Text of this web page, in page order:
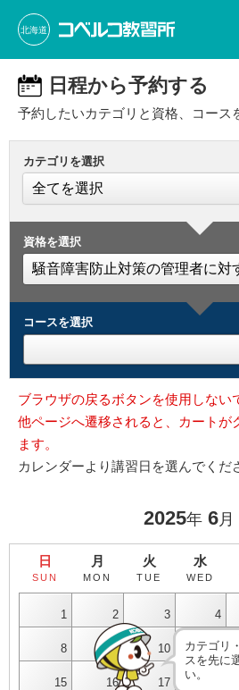
北海道
日程から予約する
予約したいカテゴリと資格、コース
カテゴリを選択
資格を選択
コースを選択
ブラウザの戻るボタンを使用しない
他ページへ遷移されると、カートが
ます。
カレンダーより講習日を選んでくだ
2025年 6月
日
SUN
月
MON
火
TUE
水
WED
1 2 3 4
8 9 10 11
15 16 17
カテゴリ
スを先に
い。